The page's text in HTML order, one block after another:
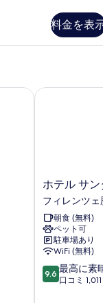
料金を表
ホ
テ
ル
サ
ン
タ
マ
リ
ア
ホテル サ
フィレンツ
朝食 (無料)
ペット可
駐車場あり
WiFi (無料)
10
段
9.6 最高に素
口コミ
ホテル サン